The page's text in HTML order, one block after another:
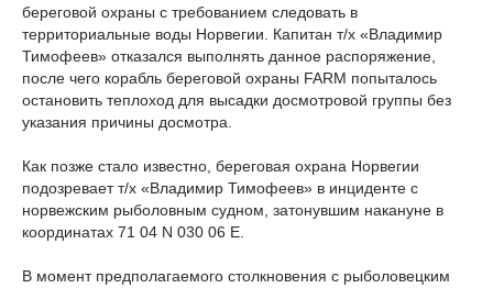
береговой охраны с требованием следовать в
территориальные воды Норвегии. Капитан т/х «Владимир
Тимофеев» отказался выполнять данное распоряжение,
после чего корабль береговой охраны FARM попыталось
остановить теплоход для высадки досмотровой группы без
указания причины досмотра.
Как позже стало известно, береговая охрана Норвегии
подозревает т/х «Владимир Тимофеев» в инциденте с
норвежским рыболовным судном, затонувшим накануне в
координатах 71 04 N 030 06 E.
В момент предполагаемого столкновения с рыболовецким